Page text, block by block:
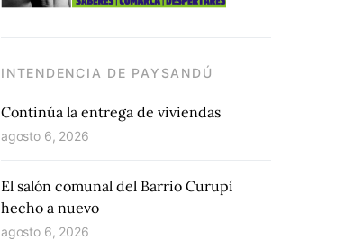
INTENDENCIA DE PAYSANDÚ
Continúa la entrega de viviendas
agosto 6, 2026
El salón comunal del Barrio Curupí
hecho a nuevo
agosto 6, 2026